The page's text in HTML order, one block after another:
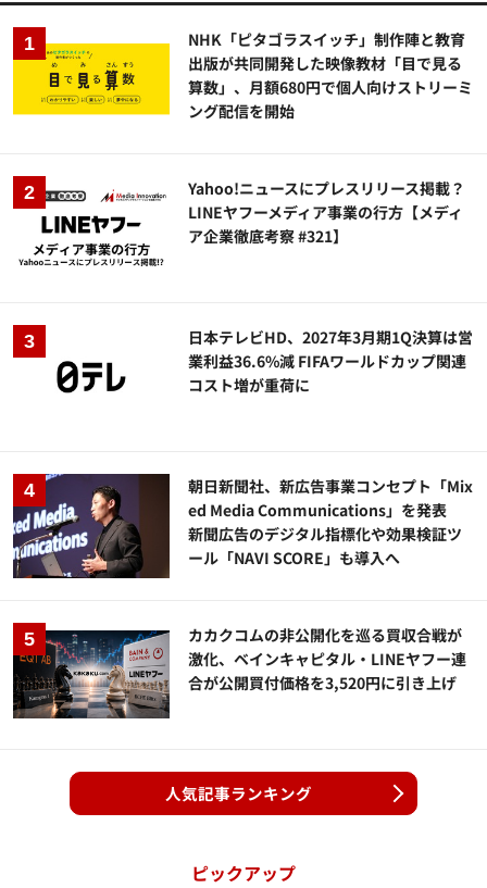
NHK「ピタゴラスイッチ」制作陣と教育
出版が共同開発した映像教材「目で見る
算数」、月額680円で個人向けストリーミ
ング配信を開始
Yahoo!ニュースにプレスリリース掲載？
LINEヤフーメディア事業の行方【メディ
ア企業徹底考察 #321】
日本テレビHD、2027年3月期1Q決算は営
業利益36.6%減 FIFAワールドカップ関連
コスト増が重荷に
朝日新聞社、新広告事業コンセプト「Mix
ed Media Communications」を発表
新聞広告のデジタル指標化や効果検証ツ
ール「NAVI SCORE」も導入へ
カカクコムの非公開化を巡る買収合戦が
激化、ベインキャピタル・LINEヤフー連
合が公開買付価格を3,520円に引き上げ
人気記事ランキング
ピックアップ